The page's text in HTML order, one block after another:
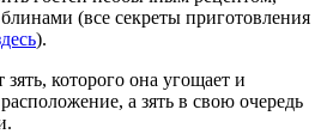
(все секреты приготовления
).
которого она угощает и
а зять в свою очередь